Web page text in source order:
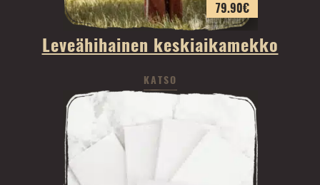
79.90€
Leveähihainen keskiaikamekko
KATSO